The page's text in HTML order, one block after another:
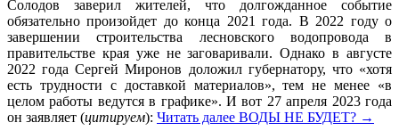
Солодов заверил жителей, что долгожданное событие
обязательно произойдет до конца 2021 года. В 2022 году о
завершении строительства лесновского водопровода в
правительстве края уже не заговаривали. Однако в августе
2022 года Сергей Миронов доложил губернатору, что «хотя
есть трудности с доставкой материалов», тем не менее «в
целом работы ведутся в графике». И вот 27 апреля 2023 года
он заявляет (цитируем): Читать далее ВОДЫ НЕ БУДЕТ? →